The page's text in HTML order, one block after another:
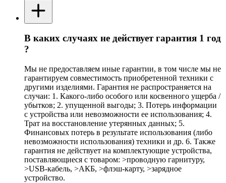
В каких случаях не действует гарантия 1 год
?
Мы не предоставляем иные гарантии, в том числе мы не
гарантируем совместимость приобретенной техники с
другими изделиями. Гарантия не распространяется на
случаи: 1. Какого-либо особого или косвенного ущерба /
убытков; 2. упущенной выгоды; 3. Потерь информации
с устройства или невозможности ее использования; 4.
Трат на восстановление утерянных данных; 5.
Финансовых потерь в результате использования (либо
невозможности использования) техники и др. 6. Также
гарантия не действует на комплектующие устройства,
поставляющиеся с товаром: >проводную гарнитуру,
>USB-кабель, >АКБ, >флэш-карту, >зарядное
устройство.